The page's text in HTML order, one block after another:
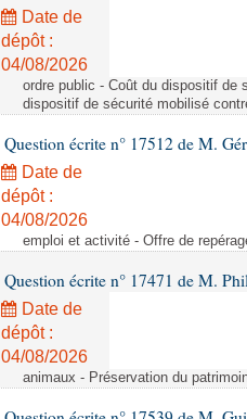
Date de
dépôt :
04/08/2026
ordre public - Coût du dispositif de
dispositif de sécurité mobilisé
Question écrite n° 17512 de M.
Date de
dépôt :
04/08/2026
emploi et activité - Offre de
Question écrite n° 17471 de M.
Date de
dépôt :
04/08/2026
animaux - Préservation du